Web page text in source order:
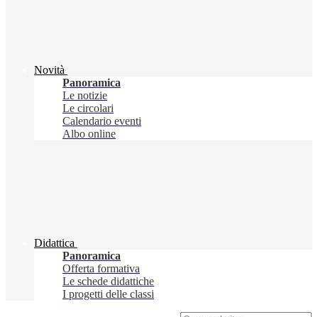
Novità
Panoramica
Le notizie
Le circolari
Calendario eventi
Albo online
Didattica
Panoramica
Offerta formativa
Le schede didattiche
I progetti delle classi